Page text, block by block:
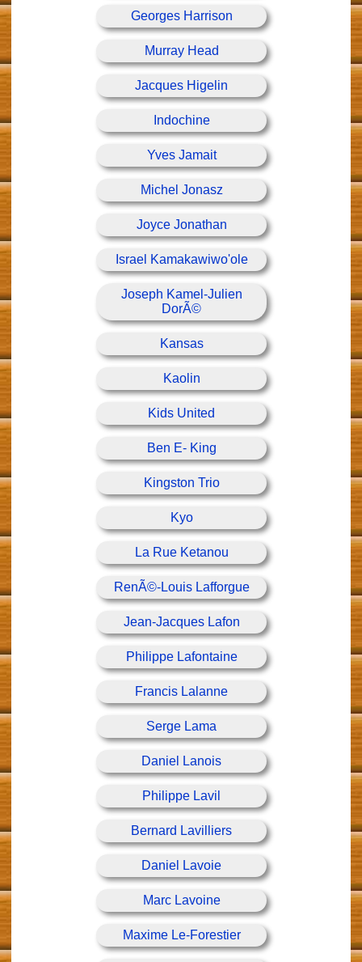
Georges Harrison
Murray Head
Jacques Higelin
Indochine
Yves Jamait
Michel Jonasz
Joyce Jonathan
Israel Kamakawiwo'ole
Joseph Kamel-Julien
DorÃ©
Kansas
Kaolin
Kids United
Ben E- King
Kingston Trio
Kyo
La Rue Ketanou
RenÃ©-Louis Lafforgue
Jean-Jacques Lafon
Philippe Lafontaine
Francis Lalanne
Serge Lama
Daniel Lanois
Philippe Lavil
Bernard Lavilliers
Daniel Lavoie
Marc Lavoine
Maxime Le-Forestier